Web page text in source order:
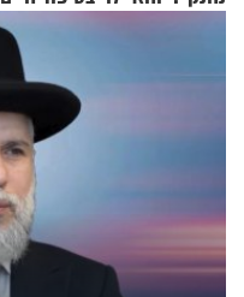
מעורר השראה